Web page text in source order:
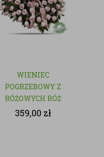
WIENIEC
POGRZEBOWY Z
RÓŻOWYCH RÓŻ
- NATURALNY
359,00 zł